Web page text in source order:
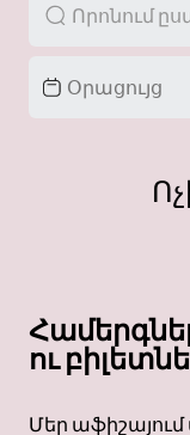
ու
Մեր